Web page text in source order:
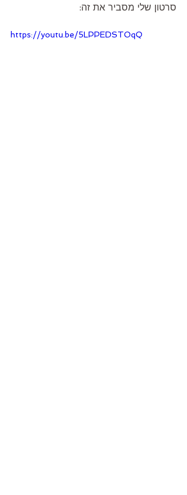
סרטון שלי מסביר את זה:
https://youtu.be/5LPPEDSTOqQ